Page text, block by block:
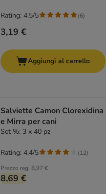
3,19 €
Rating: 4.5/5 (6)
Aggiungi al carrello
Salviette Camon Clorexidina
e Mirra per cani
Set %: 3 x 40 pz
Prezzo reg. 8,97 €
8,69 €
Rating: 4.4/5 (12)